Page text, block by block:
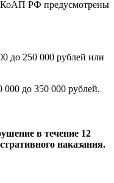
КоАП РФ предусмотрены
до 250 000 рублей или
до 350 000 рублей.
в течение 12
наказания.